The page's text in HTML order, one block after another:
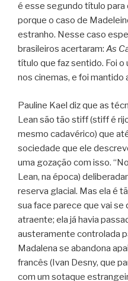
é esse segundo título para
porque o caso de
estranho. Nesse caso
brasileiros acertaram: As
título que faz sentido. Foi
nos cinemas, e foi mantido
Pauline Kael diz que as
Lean são tão stiff (stiff é
mesmo cadavérico) que
sociedade que ele
uma gozação com isso.
Lean, na época)
reserva glacial. Mas ela é
sua face parece que vai se
atraente; ela já havia
austeramente controlada
Madalena se abandona
francês (Ivan Desny, que
com um sotaque